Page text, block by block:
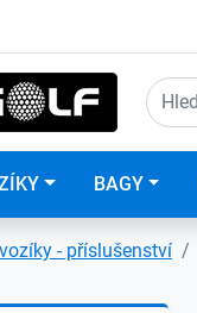
BAGY
- příslušenství